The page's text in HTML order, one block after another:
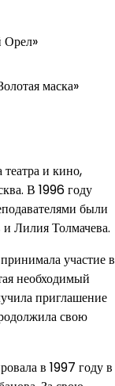
Орел»
маска»
и кино,
В 1996 году
были
Лилия Толмачева.
участие в
необходимый
приглашение
свою
в 1997 году в